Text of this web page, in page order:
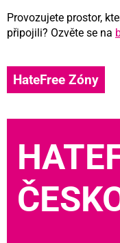
Provozujete prostor,
připojili? Ozvěte se na
HateFree Zóny